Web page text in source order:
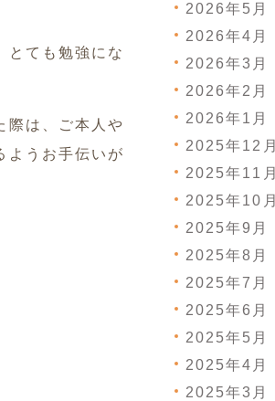
とても勉強にな
際は、ご本人や
ようお手伝いが
2026年5月
2026年4月
2026年3月
2026年2月
2026年1月
2025年12月
2025年11月
2025年10月
2025年9月
2025年8月
2025年7月
2025年6月
2025年5月
2025年4月
2025年3月